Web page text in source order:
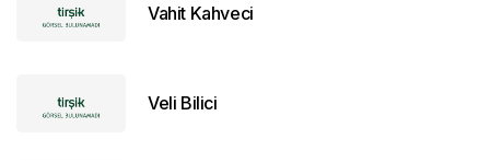
Vahit Kahveci
Veli Bilici